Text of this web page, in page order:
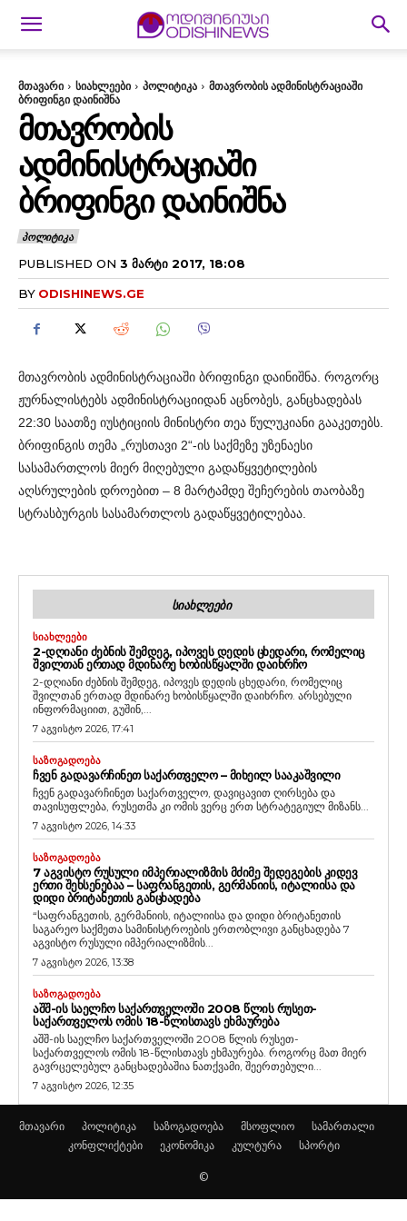
მთავარი სიახლეები პოლიტიკა
მთავრობის ადმინისტრაციაში
ბრიფინგი დაინიშნა
ᲛᲗᲐᲕᲠᲝᲑᲘᲡ
ᲐᲓᲛᲘᲜᲘᲡᲢᲠᲐᲪᲘᲐᲨᲘ
ᲑᲠᲘᲤᲘᲜᲒᲘ ᲓᲐᲘᲜᲘᲨᲜᲐ
ᲞᲝᲚᲘᲢᲘᲙᲐ
PUBLISHED ON 3 ᲛᲐᲠᲢᲘ 2017, 18:08
BY ODISHINEWS.GE
მთავრობის ადმინისტრაციაში ბრიფინგი დაინიშნა. როგორც
ჟურნალისტებს ადმინისტრაციიდან აცნობეს, განცხადებას
22:30 საათზე იუსტიციის მინისტრი თეა წულუკიანი გააკეთებს.
ბრიფინგის თემა „რუსთავი 2“-ის საქმეზე უზენაესი
სასამართლოს მიერ მიღებული გადაწყვეტილების
აღსრულების დროებით – 8 მარტამდე შეჩერების თაობაზე
სტრასბურგის სასამართლოს გადაწყვეტილებაა.
ᲡᲘᲐᲮᲚᲔᲔᲑᲘ
ᲡᲘᲐᲮᲚᲔᲔᲑᲘ
2-ᲓᲦᲘᲐᲜᲘ ᲫᲔᲑᲜᲘᲡ ᲨᲔᲛᲓᲔᲒ, ᲘᲞᲝᲕᲔᲡ ᲓᲔᲓᲘᲡ ᲪᲮᲔᲓᲐᲠᲘ, ᲠᲝᲛᲔᲚᲘᲪ
ᲨᲕᲘᲚᲗᲐᲜ ᲔᲠᲗᲐᲓ ᲛᲓᲘᲜᲐᲠᲔ ᲮᲝᲑᲘᲡᲬᲧᲐᲚᲨᲘ ᲓᲐᲘᲮᲠᲩᲝ
2-დღიანი ძებნის შემდეგ, იპოვეს დედის ცხედარი, რომელიც
შვილთან ერთად მდინარე ხობისწყალში დაიხრჩო. არსებული
ინფორმაციით, გუშინ,...
7 აგვისტო 2026, 17:41
ᲡᲐᲖᲝᲒᲐᲓᲝᲔᲑᲐ
ᲩᲕᲔᲜ ᲒᲐᲓᲐᲕᲐᲠᲩᲘᲜᲔᲗ ᲡᲐᲥᲐᲠᲗᲕᲔᲚᲝ – ᲛᲘᲮᲔᲘᲚ ᲡᲐᲐᲙᲐᲨᲕᲘᲚᲘ
ჩვენ გადავარჩინეთ საქართველო, დავიცავით ღირსება და
თავისუფლება, რუსეთმა კი ომის ვერც ერთ სტრატეგიულ მიზანს...
7 აგვისტო 2026, 14:33
ᲡᲐᲖᲝᲒᲐᲓᲝᲔᲑᲐ
7 ᲐᲒᲕᲘᲡᲢᲝ ᲠᲣᲡᲣᲚᲘ ᲘᲛᲞᲔᲠᲘᲐᲚᲘᲖᲛᲘᲡ ᲛᲫᲘᲛᲔ ᲨᲔᲓᲔᲒᲔᲑᲘᲡ ᲙᲘᲓᲔᲕ
ᲔᲠᲗᲘ ᲨᲔᲮᲡᲔᲜᲔᲑᲐᲐ – ᲡᲐᲤᲠᲐᲜᲒᲔᲗᲘᲡ, ᲒᲔᲠᲛᲐᲜᲘᲘᲡ, ᲘᲢᲐᲚᲘᲘᲡᲐ ᲓᲐ
ᲓᲘᲓᲘ ᲑᲠᲘᲢᲐᲜᲔᲗᲘᲡ ᲒᲐᲜᲪᲮᲐᲓᲔᲑᲐ
“საფრანგეთის, გერმანიის, იტალიისა და დიდი ბრიტანეთის
საგარეო საქმეთა სამინისტროების ერთობლივი განცხადება 7
აგვისტო რუსული იმპერიალიზმის...
7 აგვისტო 2026, 13:38
ᲡᲐᲖᲝᲒᲐᲓᲝᲔᲑᲐ
ᲐᲨᲨ-ᲘᲡ ᲡᲐᲔᲚᲩᲝ ᲡᲐᲥᲐᲠᲗᲕᲔᲚᲝᲨᲘ 2008 ᲬᲚᲘᲡ ᲠᲣᲡᲔᲗ-
ᲡᲐᲥᲐᲠᲗᲕᲔᲚᲝᲡ ᲝᲛᲘᲡ 18-ᲬᲚᲘᲡᲗᲐᲕᲡ ᲔᲮᲛᲐᲣᲠᲔᲑᲐ
აშშ-ის საელჩო საქართველოში 2008 წლის რუსეთ-
საქართველოს ომის 18-წლისთავს ეხმაურება. როგორც მათ მიერ
გავრცელებულ განცხადებაშია ნათქვამი, შეერთებული...
7 აგვისტო 2026, 12:35
მთავარი პოლიტიკა საზოგადოება მსოფლიო
სამართალი
კონფლიქტები
ეკონომიკა კულტურა სპორტი
©